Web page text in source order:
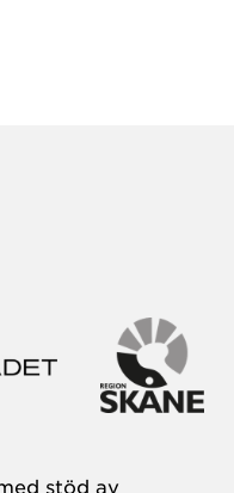
stöd av